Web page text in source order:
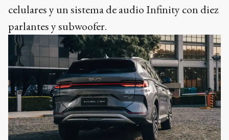
celulares y un sistema de audio Infinity con diez
parlantes y subwoofer.